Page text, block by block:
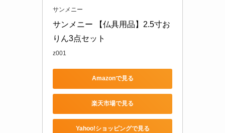
サンメニー
サンメニー 【仏具用品】2.5寸お
りん3点セット
z001
Amazonで見る
楽天市場で見る
Yahoo!ショッピングで見る